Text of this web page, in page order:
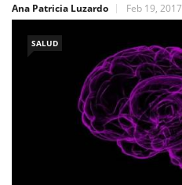
Ana Patricia Luzardo
Feb 19, 2017
SALUD